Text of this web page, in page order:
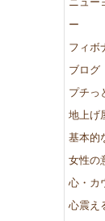
ー
フィボ
ブログ
プチっ
地上げ
基本的
女性の
心・カ
心震え